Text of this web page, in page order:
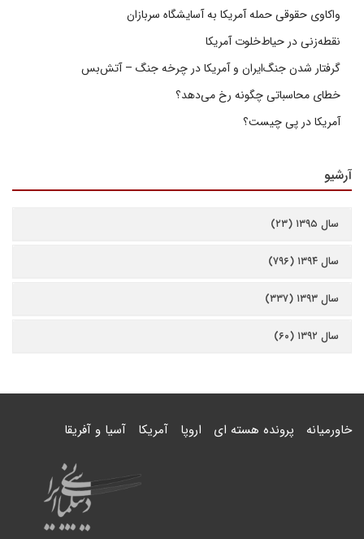
واکاوی حقوقی حمله آمریکا به آسایشگاه سربازان
نقطه‌زنی در حیاط‌خلوت آمریکا
گرفتار شدن جنگ‌ایران و آمریکا در چرخه جنگ – آتش‌بس
خطای محاسباتی چگونه رخ می‌دهد؟
آمریکا در پی چیست؟
آرشیو
سال ۱۳۹۵ (۲۳)
سال ۱۳۹۴ (۷۹۶)
سال ۱۳۹۳ (۳۳۷)
سال ۱۳۹۲ (۶۰)
خاورمیانه پرونده هسته ای اروپا آمریکا آسیا و آفریقا